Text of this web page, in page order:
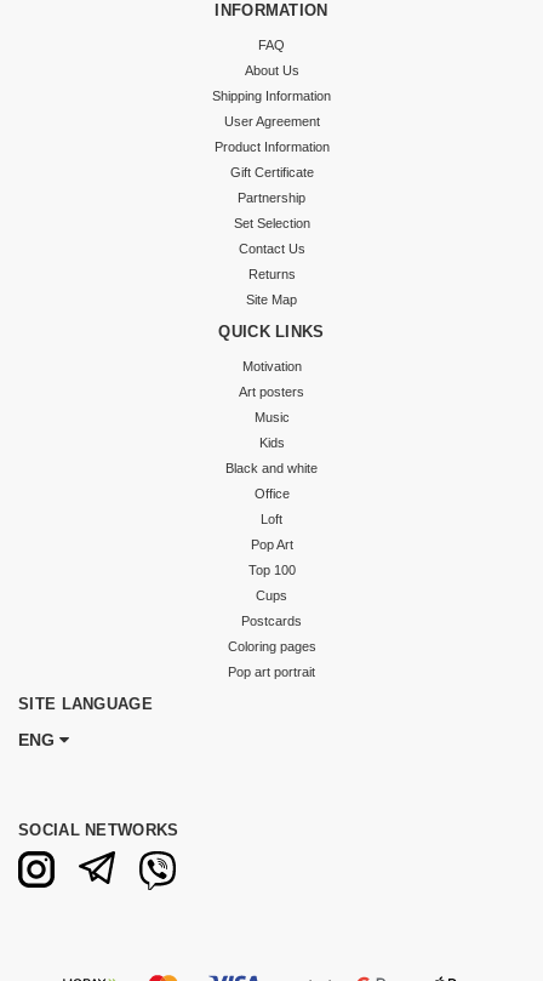
INFORMATION
FAQ
About Us
Shipping Information
User Agreement
Product Information
Gift Certificate
Partnership
Set Selection
Contact Us
Returns
Site Map
QUICK LINKS
Motivation
Art posters
Music
Kids
Black and white
Office
Loft
Pop Art
Top 100
Cups
Postcards
Coloring pages
Pop art portrait
SITE LANGUAGE
ENG
SOCIAL NETWORKS